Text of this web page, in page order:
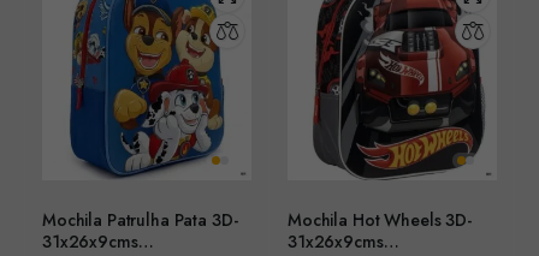
Mochila Patrulha Pata 3D-
31x26x9cms
Mochila Hot Wheels 3D-
31x26x9cms